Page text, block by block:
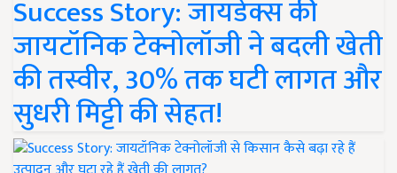
Success Story: जायडेक्स की
जायटॉनिक टेक्नोलॉजी ने बदली खेती
की तस्वीर, 30% तक घटी लागत और
सुधरी मिट्टी की सेहत!